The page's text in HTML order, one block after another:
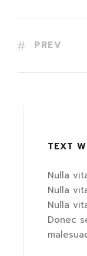
PREV
TEXT
Nulla
Nulla
Nulla
Donec